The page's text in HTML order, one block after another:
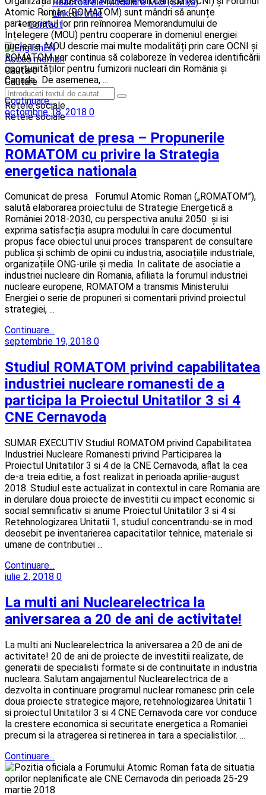
Link-uri utile
Contact
EN
Acces membri
Cautare
Cautare
Retele sociale
Retele sociale
Atomic Român (ROMATOM) sunt mândri să anunțe
parteneriatul lor prin reînnoirea Memorandumului de
Înțelegere (MOU) pentru cooperare în domeniul energiei
nucleare. MOU descrie mai multe modalități prin care OCNI și
ROMATOM vor continua să colaboreze în vederea identificării
oportunităților pentru furnizorii nucleari din România și
Canada. De asemenea, ...
Continuare...
octombrie 18, 2018 0
Comunicat de presa – Propunerile
ROMATOM cu privire la Strategia
energetica nationala
Comunicat de presa Forumul Atomic Roman („ROMATOM”),
salută elaborarea proiectului de Strategie Energetică a
României 2018-2030, cu perspectiva anului 2050 și isi
exprima satisfacția asupra modului în care documentul
propus face obiectul unui proces transparent de consultare
publica și schimb de opinii cu industria, asociațiile industriale,
organizațiile ONG-urile și media. In calitate de asociatie a
industriei nucleare din Romania, afiliata la forumul industriei
nucleare europene, ROMATOM a transmis Ministerului
Energiei o serie de propuneri si comentarii privind proiectul
strategiei, ...
Continuare...
septembrie 19, 2018 0
Studiul ROMATOM privind capabilitatea
industriei nucleare romanesti de a
participa la Proiectul Unitatilor 3 si 4
CNE Cernavoda
SUMAR EXECUTIV Studiul ROMATOM privind Capabilitatea
Industriei Nucleare Romanesti privind Participarea la
Proiectul Unitatilor 3 si 4 de la CNE Cernavoda, aflat la cea
de-a treia editie, a fost realizat in perioada aprilie-august
2018. Studiul este actualizat in contextul in care Romania are
in derulare doua proiecte de investitii cu impact economic si
social semnificativ si anume Proiectul Unitatilor 3 si 4 si
Retehnologizarea Unitatii 1, studiul concentrandu-se in mod
deosebit pe inventarierea capacitatilor tehnice, materiale si
umane de contributiei ...
Continuare...
iulie 2, 2018 0
La multi ani Nuclearelectrica la
aniversarea a 20 de ani de activitate!
La multi ani Nuclearelectrica la aniversarea a 20 de ani de
activitate! 20 de ani de proiecte de investitii realizate, de
generatii de specialisti formate si de continuitate in industria
nucleara. Salutam angajamentul Nuclearelectrica de a
dezvolta in continuare programul nuclear romanesc prin cele
doua proiecte strategice majore, retehnologizarea Unitatii 1
si proiectul Unitatilor 3 si 4 CNE Cernavoda care vor conduce
la crestere economica si securitate energetica a Romaniei
precum si la atragerea si retinerea in tara a specialistilor. ...
Continuare...